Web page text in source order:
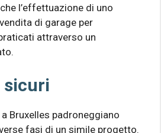
l’effettuazione di uno
di garage per
attraverso un
sicuri
Bruxelles padroneggiano
fasi di un simile progetto.